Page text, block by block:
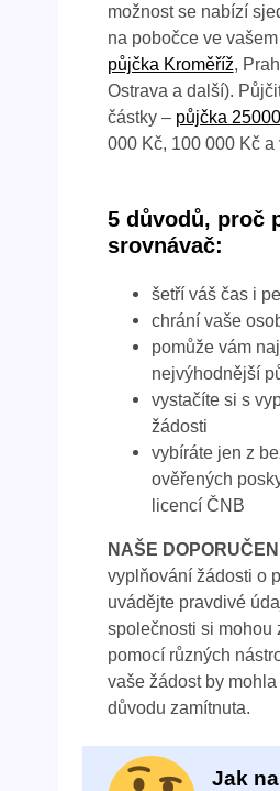
možnost se nabízí
na pobočce ve
půjčka Kroměříž,
Ostrava a další).
částky – půjčka 25000
000 Kč, 100 000 Kč a
5 důvodů, proč
srovnávač:
šetří váš čas i
chrání vaše
pomůže vám
nejvýhodnější
vystačíte si s
žádosti
vybíráte jen z
ověřených
licencí ČNB
NAŠE
vyplňování žádosti o
uvádějte pravdivé
společnosti si mohou
pomocí různých
vaše žádost by
důvodu zamítnuta.
Jak na